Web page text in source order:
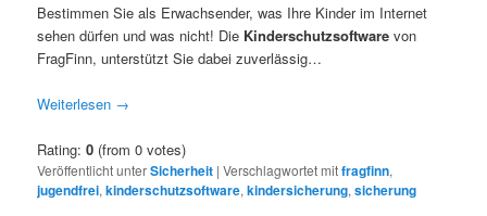
Bestimmen Sie als Erwachsender, was Ihre Kinder im Internet
sehen dürfen und was nicht! Die Kinderschutzsoftware von
FragFinn, unterstützt Sie dabei zuverlässig…
Weiterlesen →
Rating:0 (from 0 votes)
Veröffentlicht unterSicherheit |Verschlagwortet mitfragfinn,
jugendfrei,kinderschutzsoftware,kindersicherung,sicherung